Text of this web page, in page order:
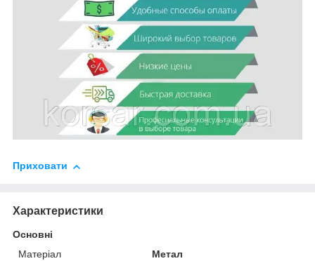
Приховати
Характеристики
Основні
Матеріал
Метал